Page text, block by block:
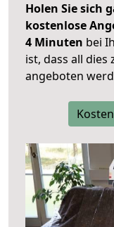
Holen Sie sich
kostenlose
4 Minuten bei
ist, dass all dies
angeboten